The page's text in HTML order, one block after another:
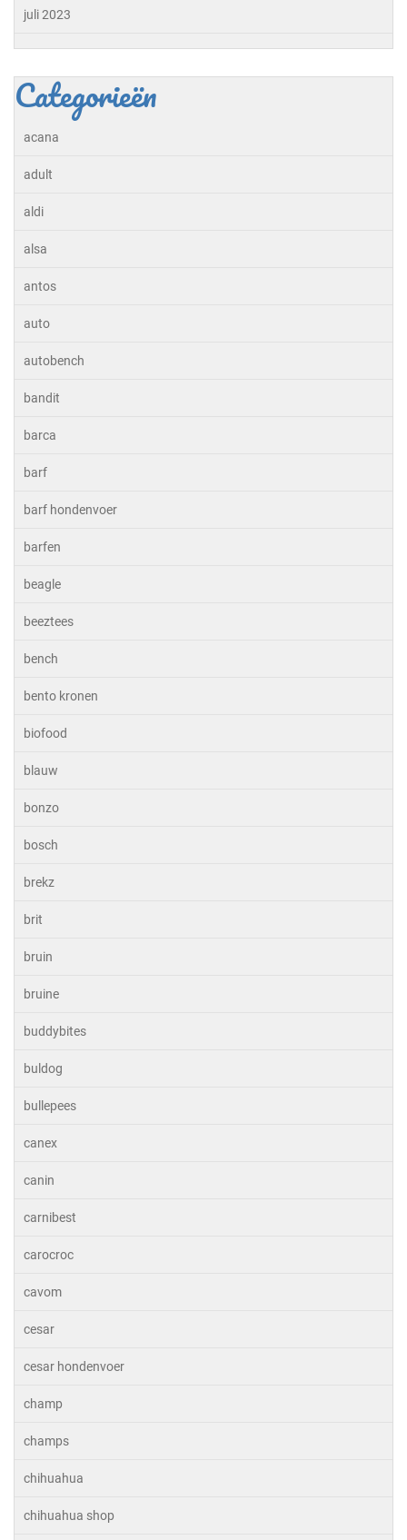
juli 2023
Categorieën
acana
adult
aldi
alsa
antos
auto
autobench
bandit
barca
barf
barf hondenvoer
barfen
beagle
beeztees
bench
bento kronen
biofood
blauw
bonzo
bosch
brekz
brit
bruin
bruine
buddybites
buldog
bullepees
canex
canin
carnibest
carocroc
cavom
cesar
cesar hondenvoer
champ
champs
chihuahua
chihuahua shop